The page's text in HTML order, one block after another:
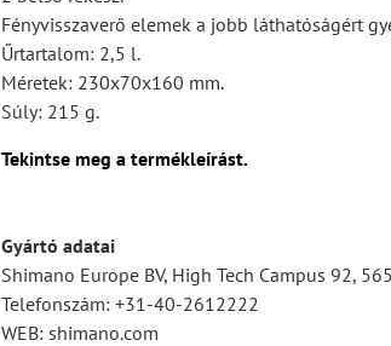
Fényvisszaverő elemek a jobb láthatóságért
Űrtartalom: 2,5 l.
Méretek: 230x70x160 mm.
Súly: 215 g.
Tekintse meg a termékleírást.
Gyártó adatai
Shimano Europe BV, High Tech Campus 92,
Telefonszám: +31-40-2612222
WEB: shimano.com